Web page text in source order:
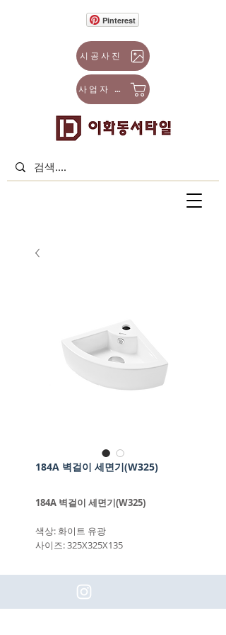
사업자 몰
시공사진
Pinterest
184A 벽걸이 세면기(W325)
184A 벽걸이 세면기(W325)
색상: 화이트 유광
사이즈: 325X325X135